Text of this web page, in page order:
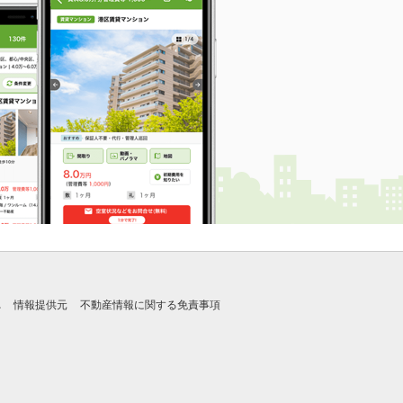
情報提供元 不動産情報に関する免責事項